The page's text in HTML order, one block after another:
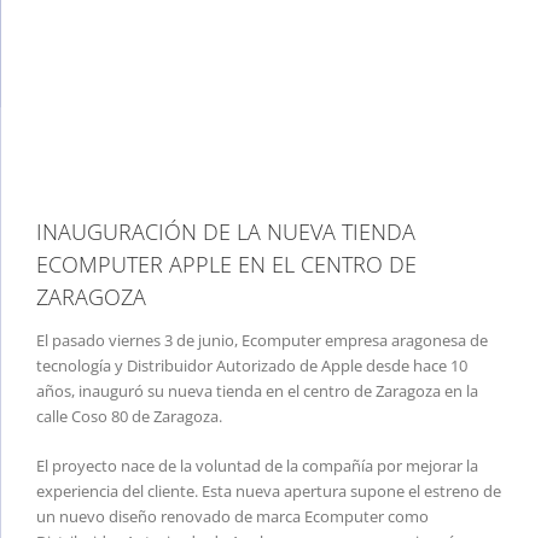
INAUGURACIÓN DE LA NUEVA TIENDA
ECOMPUTER APPLE EN EL CENTRO DE
ZARAGOZA
El pasado viernes 3 de junio, Ecomputer empresa aragonesa de
tecnología y Distribuidor Autorizado de Apple desde hace 10
años, inauguró su nueva tienda en el centro de Zaragoza en la
calle Coso 80 de Zaragoza.
El proyecto nace de la voluntad de la compañía por mejorar la
experiencia del cliente. Esta nueva apertura supone el estreno de
un nuevo diseño renovado de marca Ecomputer como